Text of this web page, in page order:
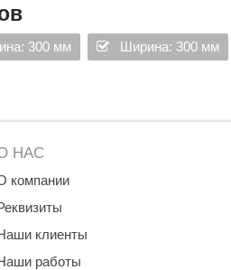
Elcon
300 мм Ширина: 300 мм
НАС
компании
клиенты
работы